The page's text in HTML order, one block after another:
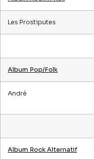
Les Prostiputes
Album Pop/Folk
André
Album Rock Alternatif